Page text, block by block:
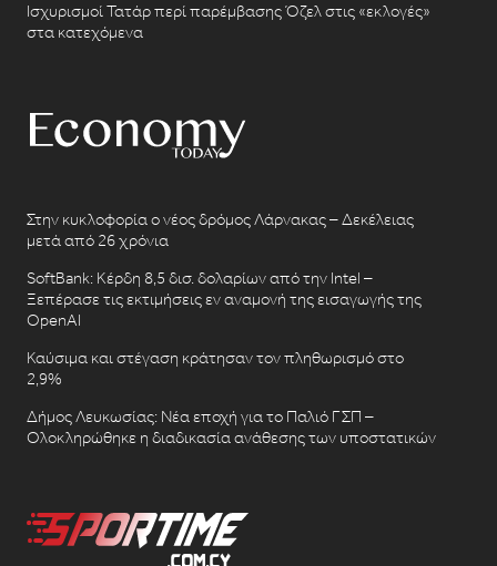
Ισχυρισμοί Τατάρ περί παρέμβασης Όζελ στις «εκλογές»
στα κατεχόμενα
Στην κυκλοφορία ο νέος δρόμος Λάρνακας – Δεκέλειας
μετά από 26 χρόνια
SoftBank: Κέρδη 8,5 δισ. δολαρίων από την Intel –
Ξεπέρασε τις εκτιμήσεις εν αναμονή της εισαγωγής της
OpenAI
Καύσιμα και στέγαση κράτησαν τον πληθωρισμό στο
2,9%
Δήμος Λευκωσίας: Νέα εποχή για το Παλιό ΓΣΠ –
Ολοκληρώθηκε η διαδικασία ανάθεσης των υποστατικών